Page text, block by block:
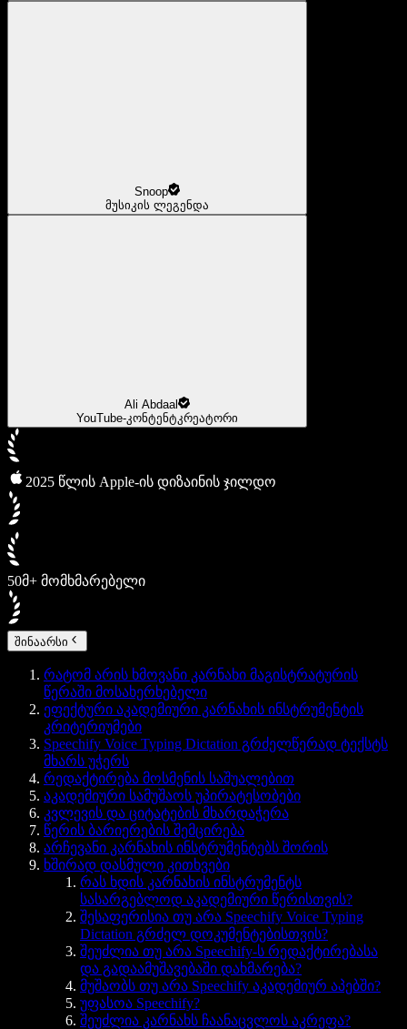
Snoop
მუსიკის ლეგენდა
Ali Abdaal
YouTube-კონტენტკრეატორი
2025 წლის Apple-ის დიზაინის ჯილდო
50მ+ მომხმარებელი
შინაარსი
რატომ არის ხმოვანი კარნახი მაგისტრატურის
წერაში მოსახერხებელი
ეფექტური აკადემიური კარნახის ინსტრუმენტის
კრიტერიუმები
Speechify Voice Typing Dictation გრძელწერად ტექსტს
მხარს უჭერს
რედაქტირება მოსმენის საშუალებით
აკადემიური სამუშაოს უპირატესობები
კვლევის და ციტატების მხარდაჭერა
წერის ბარიერების შემცირება
არჩევანი კარნახის ინსტრუმენტებს შორის
ხშირად დასმული კითხვები
რას ხდის კარნახის ინსტრუმენტს
სასარგებლოდ აკადემიური წერისთვის?
შესაფერისია თუ არა Speechify Voice Typing
Dictation გრძელ დოკუმენტებისთვის?
შეუძლია თუ არა Speechify-ს რედაქტირებასა
და გადაამუშავებაში დახმარება?
მუშაობს თუ არა Speechify აკადემიურ აპებში?
უფასოა Speechify?
შეუძლია კარნახს ჩაანაცვლოს აკრეფა?